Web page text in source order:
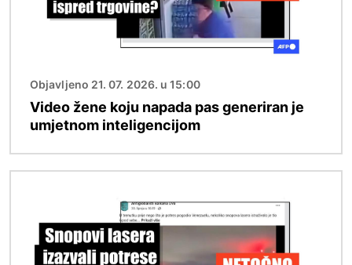
Objavljeno 21. 07. 2026. u 15:00
Video žene koju napada pas generiran je
umjetnom inteligencijom